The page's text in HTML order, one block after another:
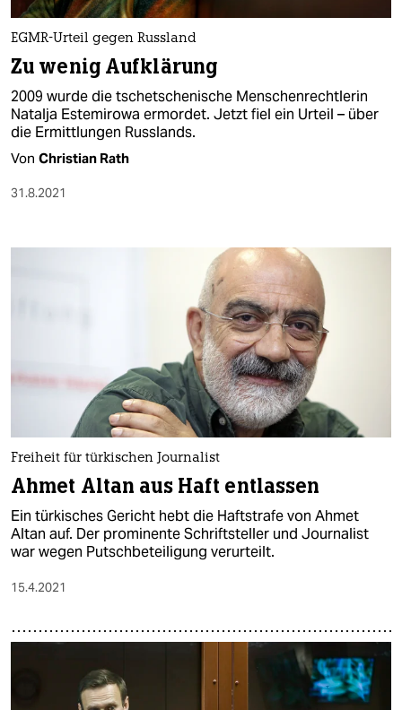
EGMR-Urteil gegen Russland
Zu wenig Aufklärung
2009 wurde die tschetschenische Menschenrechtlerin
Natalja Estemirowa ermordet. Jetzt fiel ein Urteil – über
die Ermittlungen Russlands.
Von Christian Rath
31.8.2021
Freiheit für türkischen Journalist
Ahmet Altan aus Haft entlassen
Ein türkisches Gericht hebt die Haftstrafe von Ahmet
Altan auf. Der prominente Schriftsteller und Journalist
war wegen Putschbeteiligung verurteilt.
15.4.2021